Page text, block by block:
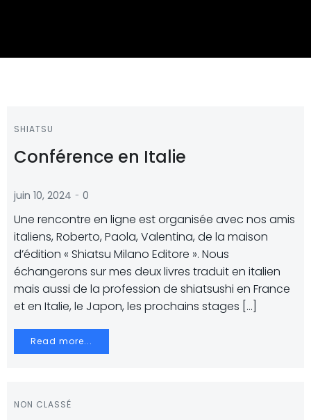
SHIATSU
Conférence en Italie
juin 10, 2024 - 0
Une rencontre en ligne est organisée avec nos amis
italiens, Roberto, Paola, Valentina, de la maison
d’édition « Shiatsu Milano Editore ». Nous
échangerons sur mes deux livres traduit en italien
mais aussi de la profession de shiatsushi en France
et en Italie, le Japon, les prochains stages […]
Read more...
NON CLASSÉ